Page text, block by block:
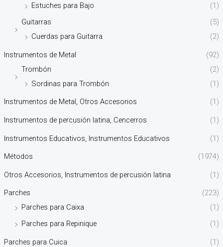
Estuches para Bajo
(1)
Guitarras
(5)
Cuerdas para Guitarra
(2)
Instrumentos de Metal
(92)
Trombón
(2)
Sordinas para Trombón
(1)
Instrumentos de Metal, Otros Accesorios (1)
Instrumentos de percusión latina, Cencerros (1)
Instrumentos Educativos, Instrumentos Educativos (1)
Métodos (1974)
Otros Accesorios, Instrumentos de percusión latina (1)
Parches
(223)
Parches para Caixa
(1)
Parches para Repinique
(1)
Parches para Cuica (1)